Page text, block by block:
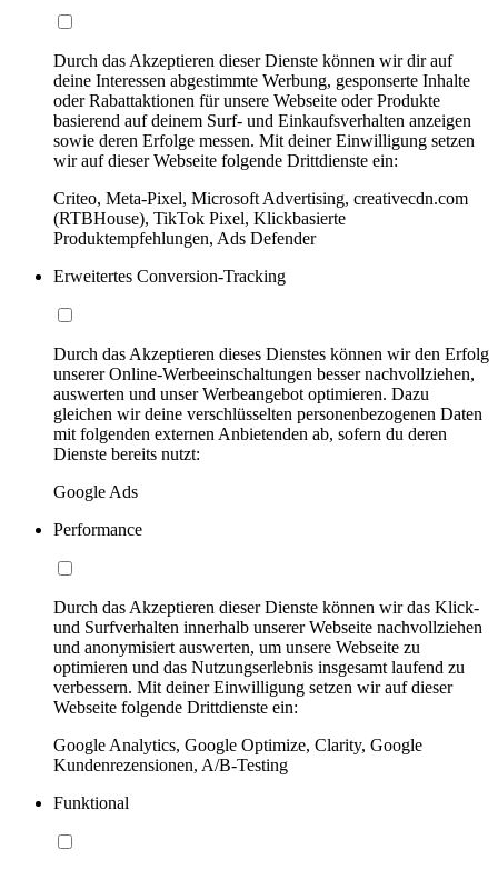
Durch das Akzeptieren dieser Dienste können wir dir auf
deine Interessen abgestimmte Werbung, gesponserte Inhalte
oder Rabattaktionen für unsere Webseite oder Produkte
basierend auf deinem Surf- und Einkaufsverhalten anzeigen
sowie deren Erfolge messen. Mit deiner Einwilligung setzen
wir auf dieser Webseite folgende Drittdienste ein:
Criteo, Meta-Pixel, Microsoft Advertising, creativecdn.com
(RTBHouse), TikTok Pixel, Klickbasierte
Produktempfehlungen, Ads Defender
Erweitertes Conversion-Tracking
Durch das Akzeptieren dieses Dienstes können wir den Erfolg
unserer Online-Werbeeinschaltungen besser nachvollziehen,
auswerten und unser Werbeangebot optimieren. Dazu
gleichen wir deine verschlüsselten personenbezogenen Daten
mit folgenden externen Anbietenden ab, sofern du deren
Dienste bereits nutzt:
Google Ads
Performance
Durch das Akzeptieren dieser Dienste können wir das Klick-
und Surfverhalten innerhalb unserer Webseite nachvollziehen
und anonymisiert auswerten, um unsere Webseite zu
optimieren und das Nutzungserlebnis insgesamt laufend zu
verbessern. Mit deiner Einwilligung setzen wir auf dieser
Webseite folgende Drittdienste ein:
Google Analytics, Google Optimize, Clarity, Google
Kundenrezensionen, A/B-Testing
Funktional